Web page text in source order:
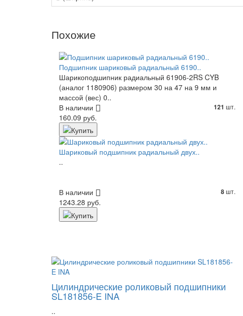
Похожие
Подшипник шариковый радиальный 6190..
Шарикоподшипник радиальный 61906-2RS CYB
(аналог 1180906) размером 30 на 47 на 9 мм и
массой (вес) 0..
В наличии
121 шт.
160.09 руб.
Шариковый подшипник радиальный двух..
..
В наличии 8шт.
1243.28 руб.
Цилиндрические роликовый подшипники
SL181856-E INA
..